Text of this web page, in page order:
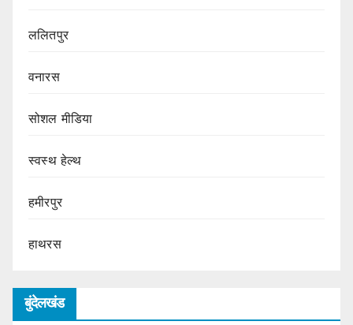
ललितपुर
वनारस
सोशल मीडिया
स्वस्थ हेल्थ
हमीरपुर
हाथरस
बुंदेलखंड